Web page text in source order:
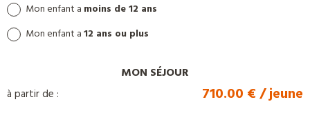
Mon enfant a moins de 12 ans
Mon enfant a12 ans ou plus
MON SÉJOUR
à partir de : 710.00 € / jeune